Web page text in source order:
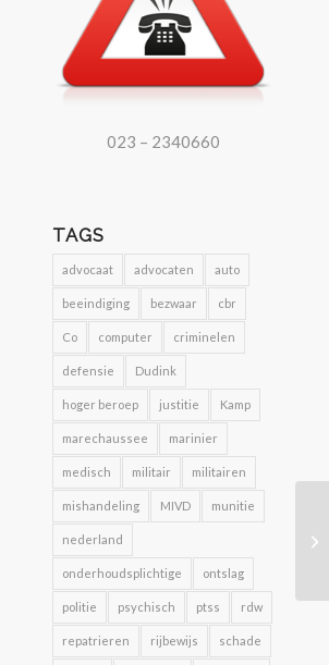
023 – 2340660
TAGS
advocaat advocaten auto
beeindiging bezwaar cbr
Co computer criminelen
defensie Dudink
hoger beroep justitie Kamp
marechaussee marinier
medisch militair militairen
mishandeling MIVD munitie
nederland
onderhoudsplichtige ontslag
politie psychisch ptss rdw
repatrieren rijbewijs schade